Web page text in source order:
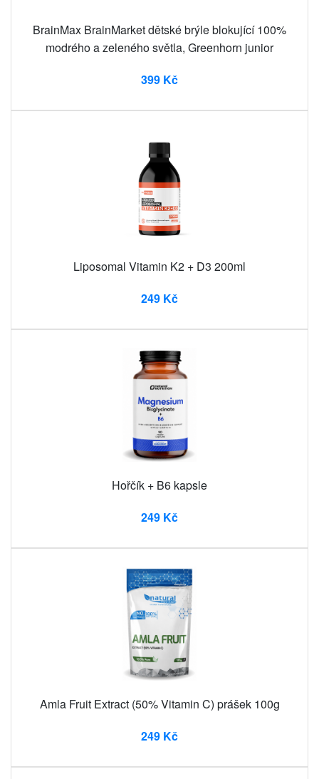
BrainMax BrainMarket dětské brýle blokující 100%
modrého a zeleného světla, Greenhorn junior
399 Kč
Liposomal Vitamin K2 + D3 200ml
249 Kč
Hořčík + B6 kapsle
249 Kč
Amla Fruit Extract (50% Vitamin C) prášek 100g
249 Kč